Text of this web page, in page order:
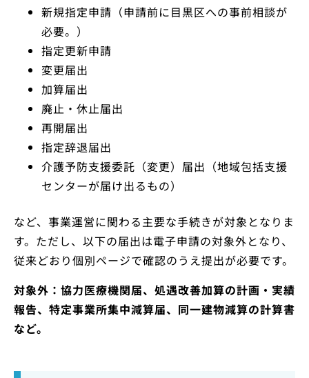
新規指定申請（申請前に目黒区への事前相談が
必要。）
指定更新申請
変更届出
加算届出
廃止・休止届出
再開届出
指定辞退届出
介護予防支援委託（変更）届出（地域包括支援
センターが届け出るもの）
など、事業運営に関わる主要な手続きが対象となりま
す。ただし、以下の届出は電子申請の対象外となり、
従来どおり個別ページで確認のうえ提出が必要です。
対象外：協力医療機関届、処遇改善加算の計画・実績
報告、特定事業所集中減算届、同一建物減算の計算書
など。